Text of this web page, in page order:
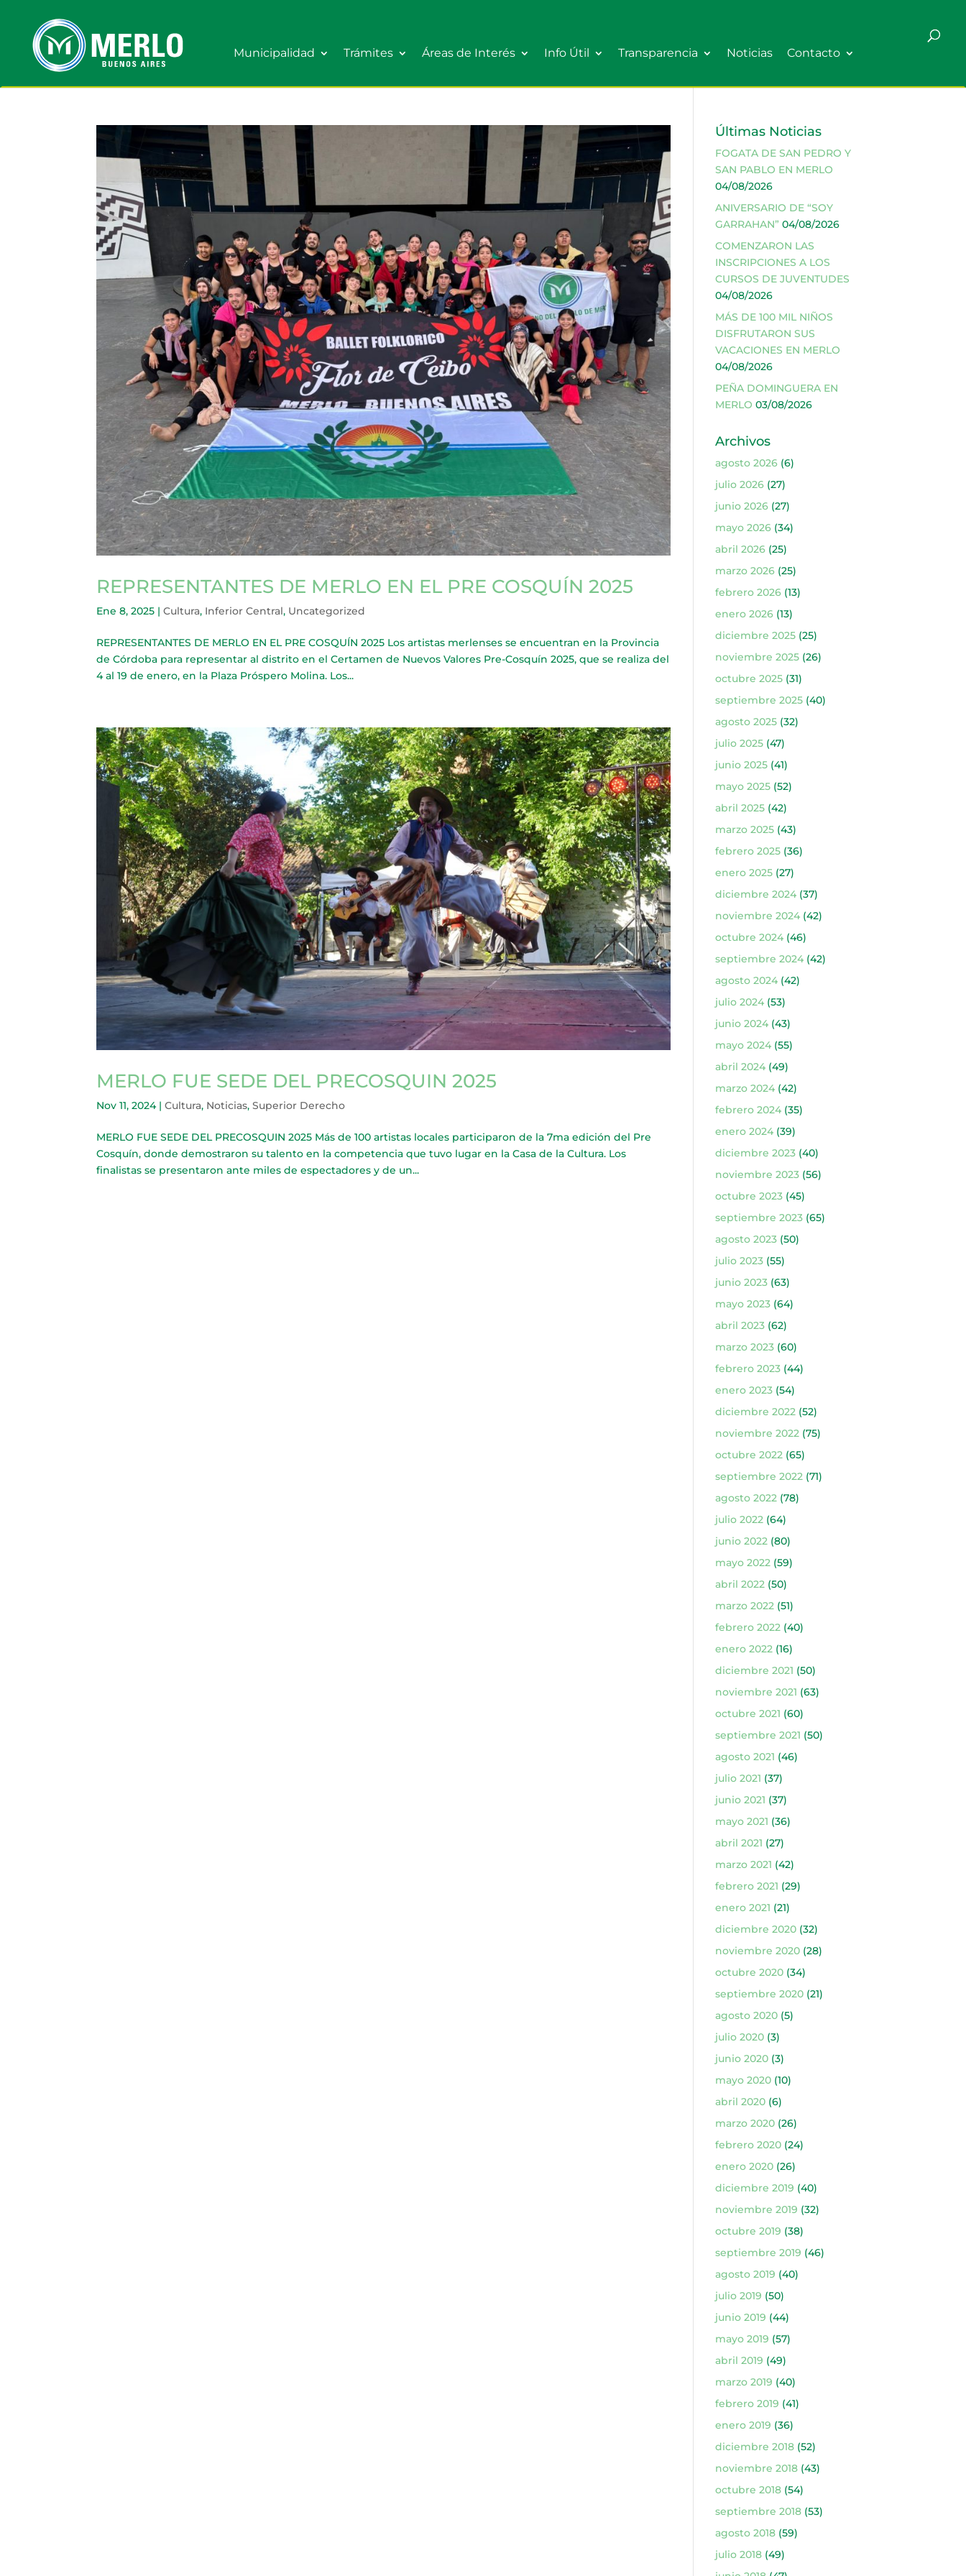
Municipalidad Trámites Áreas de Interés Info Útil Transparencia Noticias Contacto
REPRESENTANTES DE MERLO EN EL PRE COSQUÍN 2025
Ene 8, 2025 |Cultura, Inferior Central, Uncategorized
REPRESENTANTES DE MERLO EN EL PRE COSQUÍN 2025 Los artistas merlenses se encuentran en la Provincia
de Córdoba para representar al distrito en el Certamen de Nuevos Valores Pre-Cosquín 2025, que se realiza del
4 al 19 de enero, en la Plaza Próspero Molina. Los...
MERLO FUE SEDE DEL PRECOSQUIN 2025
Nov 11, 2024|Cultura, Noticias,Superior Derecho
MERLO FUE SEDE DEL PRECOSQUIN 2025 Más de 100 artistas locales participaron de la 7ma edición del Pre
Cosquín, donde demostraron su talento en la competencia que tuvo lugar en la Casa de la Cultura. Los
finalistas se presentaron ante miles de espectadores y de un...
Últimas Noticias
FOGATA DE SAN PEDRO Y
SAN PABLO EN MERLO
04/08/2026
ANIVERSARIO DE “SOY
GARRAHAN” 04/08/2026
COMENZARON LAS
INSCRIPCIONES A LOS
CURSOS DE JUVENTUDES
04/08/2026
MÁS DE 100 MIL NIÑOS
DISFRUTARON SUS
VACACIONES EN MERLO
04/08/2026
PEÑA DOMINGUERA EN
MERLO 03/08/2026
Archivos
agosto 2026(6)
julio 2026(27)
junio 2026(27)
mayo 2026(34)
abril 2026(25)
marzo 2026(25)
febrero 2026(13)
enero 2026(13)
diciembre 2025(25)
noviembre 2025(26)
octubre 2025(31)
septiembre 2025(40)
agosto 2025(32)
julio 2025(47)
junio 2025(41)
mayo 2025(52)
abril 2025(42)
marzo 2025(43)
febrero 2025(36)
enero 2025(27)
diciembre 2024(37)
noviembre 2024(42)
octubre 2024(46)
septiembre 2024(42)
agosto 2024(42)
julio 2024(53)
junio 2024(43)
mayo 2024(55)
abril 2024(49)
marzo 2024(42)
febrero 2024(35)
enero 2024(39)
diciembre 2023(40)
noviembre 2023(56)
octubre 2023(45)
septiembre 2023(65)
agosto 2023(50)
julio 2023(55)
junio 2023(63)
mayo 2023(64)
abril 2023(62)
marzo 2023(60)
febrero 2023(44)
enero 2023(54)
diciembre 2022(52)
noviembre 2022(75)
octubre 2022(65)
septiembre 2022(71)
agosto 2022(78)
julio 2022(64)
junio 2022(80)
mayo 2022(59)
abril 2022(50)
marzo 2022(51)
febrero 2022(40)
enero 2022(16)
diciembre 2021 (50)
noviembre 2021 (63)
octubre 2021 (60)
septiembre 2021 (50)
agosto 2021 (46)
julio 2021 (37)
junio 2021 (37)
mayo 2021 (36)
abril 2021 (27)
marzo 2021 (42)
febrero 2021 (29)
enero 2021 (21)
diciembre 2020(32)
noviembre 2020(28)
octubre 2020(34)
septiembre 2020(21)
agosto 2020(5)
julio 2020(3)
junio 2020(3)
mayo 2020(10)
abril 2020(6)
marzo 2020(26)
febrero 2020(24)
enero 2020(26)
diciembre 2019 (40)
noviembre 2019 (32)
octubre 2019 (38)
septiembre 2019 (46)
agosto 2019 (40)
julio 2019 (50)
junio 2019 (44)
mayo 2019 (57)
abril 2019 (49)
marzo 2019 (40)
febrero 2019 (41)
enero 2019 (36)
diciembre 2018(52)
noviembre 2018(43)
octubre 2018(54)
septiembre 2018(53)
agosto 2018(59)
julio 2018(49)